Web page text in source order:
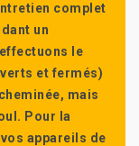
complet
un
le
et fermés)
mais
Pour la
appareils de